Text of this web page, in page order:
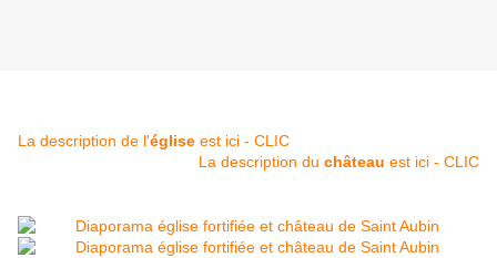
La description de l'église est ici - CLIC
La description du château est ici - CLIC